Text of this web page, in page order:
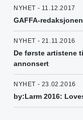
NYHET - 11.12.2017
GAFFA-
NYHET - 21.11.2016
De første artistene
annonsert
NYHET - 23.02.2016
by:Larm 2016: